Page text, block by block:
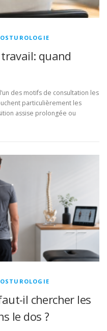
quand
des motifs de consultation les
particulièrement les
assise prolongée ou
il chercher les
le dos ?